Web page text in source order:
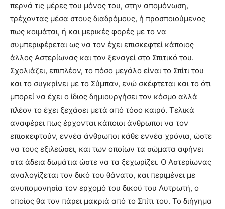
περνά τις μέρες του μόνος του, στην απομόνωση,
τρέχοντας μέσα στους διαδρόμους, ή προσποιούμενος
πως κοιμάται, ή και μερικές φορές με το να
συμπεριφέρεται ως να τον έχει επισκεφτεί κάποιος
άλλος Αστερίωνας και τον ξεναγεί στο Σπιτικό του.
Σχολιάζει, επιπλέον, το πόσο μεγάλο είναι το Σπίτι του
και το συγκρίνει με το Σύμπαν, ενώ σκέφτεται και το ότι
μπορεί να έχει ο ίδιος δημιουργήσει τον κόσμο αλλά
πλέον το έχει ξεχάσει μετά από τόσο καιρό. Τελικά
αναφέρει πως έρχονται κάποιοι άνθρωποι να τον
επισκεφτούν, εννέα άνθρωποι κάθε εννέα χρόνια, ώστε
να τους εξιλεώσει, και των οποίων τα σώματα αφήνει
στα άδεια δωμάτια ώστε να τα ξεχωρίζει. Ο Αστερίωνας
αναλογίζεται τον δικό του θάνατο, και περιμένει με
ανυπομονησία τον ερχομό του δικού του Λυτρωτή, ο
οποίος θα τον πάρει μακριά από το Σπίτι του. Το διήγημα